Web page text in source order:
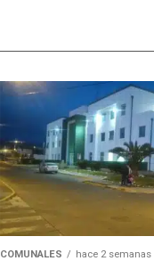
COMUNALES hace 2 semanas